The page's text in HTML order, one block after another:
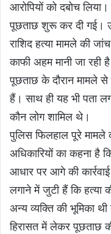
आरोपियों को दबोच
पूछताछ शुरू कर दी गई।
राशिद हत्या मामले की
काफी अहम मानी जा रही
पूछताछ के दौरान मामले
हैं। साथ ही यह भी पता
कौन लोग शामिल थे।
पुलिस फिलहाल पूरे मामले
अधिकारियों का कहना है
आधार पर आगे की
लगाने में जुटी हैं कि
अन्य व्यक्ति की भूमिका थी
हिरासत में लेकर पूछताछ